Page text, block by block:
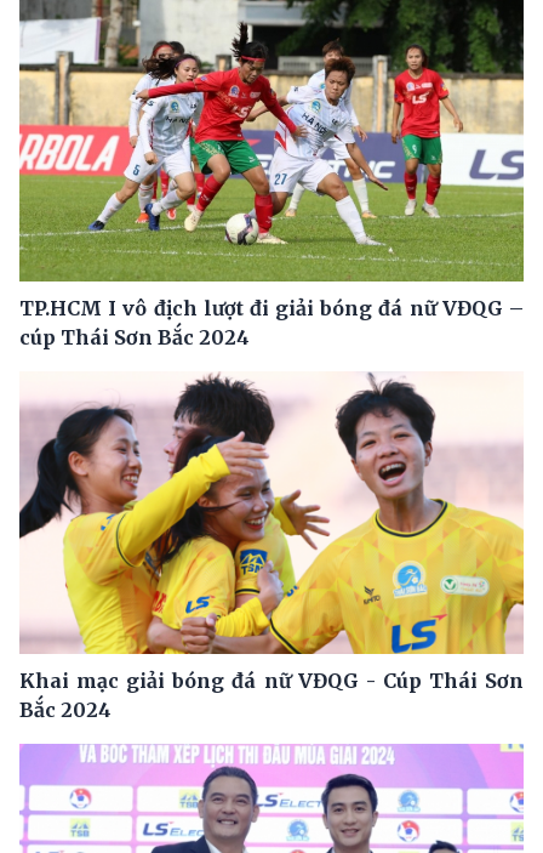
TP.HCM I vô địch lượt đi giải bóng đá nữ VĐQG –
cúp Thái Sơn Bắc 2024
Khai mạc giải bóng đá nữ VĐQG - Cúp Thái Sơn
Bắc 2024